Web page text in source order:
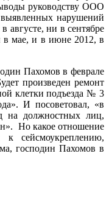
руководству ООО
нарушений
августе, ни в сентябре
в мае, и в июне 2012, в
Пахомов в феврале
произведен ремонт
клетки подъезда № 3
И посоветовал, «в
на должностных лиц,
Но какое отношение
сейсмоукреплению,
господин Пахомов в